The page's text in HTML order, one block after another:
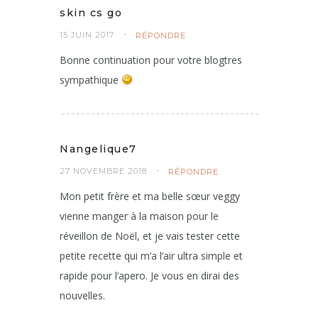
skin cs go
15 JUIN 2017 RÉPONDRE
Bonne continuation pour votre blogtres
sympathique
Nangelique7
27 NOVEMBRE 2018 RÉPONDRE
Mon petit frère et ma belle sœur veggy
vienne manger à la maison pour le
réveillon de Noël, et je vais tester cette
petite recette qui m’a l’air ultra simple et
rapide pour l’apero. Je vous en dirai des
nouvelles.